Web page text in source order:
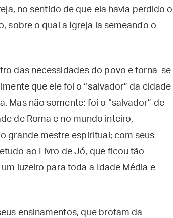
no sentido de que ela havia perdido o
sobre o qual a Igreja ia semeando o
das necessidades do povo e torna-se
que ele foi o “salvador” da cidade
Mas não somente: foi o “salvador” de
de Roma e no mundo inteiro,
grande mestre espiritual; com seus
ao Livro de Jó, que ficou tão
luzeiro para toda a Idade Média e
ensinamentos, que brotam da